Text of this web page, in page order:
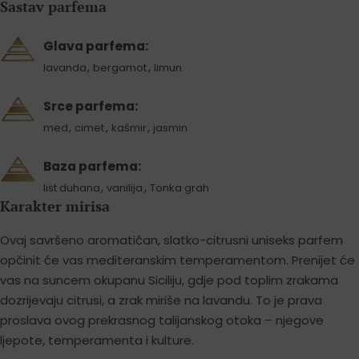
Sastav parfema
Glava parfema:
lavanda, bergamot, limun
Srce parfema:
med, cimet, kašmir, jasmin
Baza parfema:
list duhana, vanilija , Tonka grah
Karakter mirisa
Ovaj savršeno aromatičan, slatko-citrusni uniseks parfem
opčinit će vas mediteranskim temperamentom. Prenijet će
vas na suncem okupanu Siciliju, gdje pod toplim zrakama
dozrijevaju citrusi, a zrak miriše na lavandu. To je prava
proslava ovog prekrasnog talijanskog otoka – njegove
ljepote, temperamenta i kulture.